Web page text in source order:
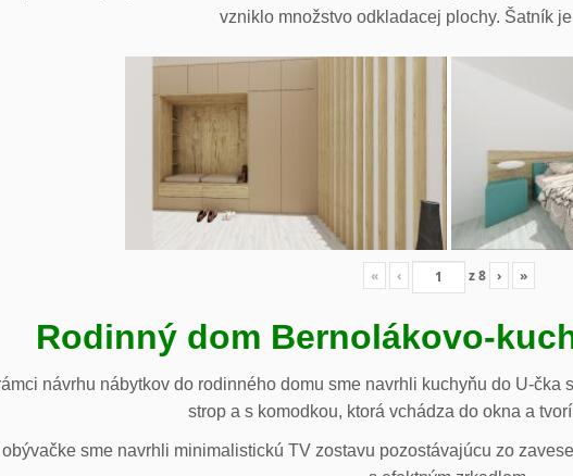
vzniklo množstvo odkladacej plochy. Šatník
« ‹ z8 › »
Rodinný dom Bernolákovo-
návrhu nábytkov do rodinného domu sme navrhli kuchyňu do U-
strop a s komodkou, ktorá vchádza do okna a
sme navrhli minimalistickú TV zostavu pozostávajúcu zo